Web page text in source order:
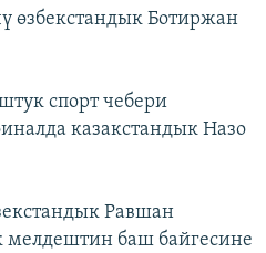
өзбекстандык Ботиржан
спорт чебери
казакстандык Назо
Равшан
мелдештин баш байгесине